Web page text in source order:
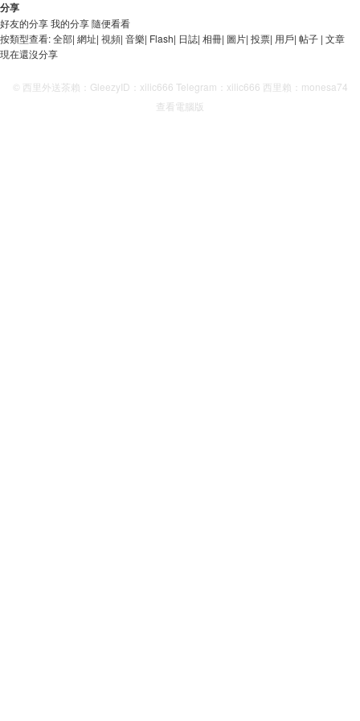
分享
好友的分享我的分享隨便看看
按類型查看:全部| 網址| 視頻| 音樂| Flash| 日誌| 相冊| 圖片| 投票| 用戶| 帖子 | 文章
現在還沒分享
© 西里外送茶賴：GleezyID：xilic666 Telegram：xilic666 西里賴：monesa74
查看電腦版